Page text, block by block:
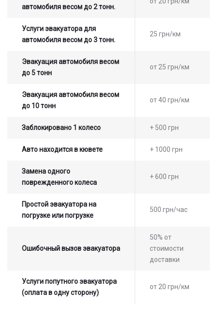
автомобиля весом до 2 тонн.
Услуги эвакуатора для
автомобиля весом до 3 тонн.
25 грн/км
Эвакуация автомобиля весом
до 5 тонн
от 25 грн/км
Эвакуация автомобиля весом
до 10 тонн
от 40 грн/км
Заблокировано 1 колесо + 500 грн
Авто находится в кювете + 1000 грн
Замена одного
поврежденного колеса
+ 600 грн
Простой эвакуатора на
погрузке или погрузке
500 грн/час
Ошибочный вызов эвакуатора
50% от
стоимости
доставки
Услуги попутного эвакуатора
(оплата в одну сторону)
от 20 грн/км